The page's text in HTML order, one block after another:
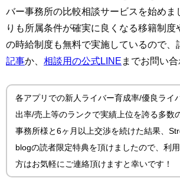
バー事務所の比較相談サービスを始めま
りも所属条件が確実に良くなる移籍制度
の時給制度も無料で実施しているので、
記事か、 相談用の公式LINE までお問い合
各アプリでの新人ライバー育成率/優良ライ
出率/売上等のランクで実績上位を誇る多数
事務所様と6ヶ月以上交渉を続けた結果、
blogの読者限定特典を頂けましたので、利
方はお気軽にご連絡頂けますと幸いです！